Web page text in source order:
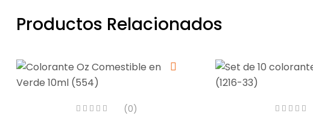
Productos Relacionados
(0)